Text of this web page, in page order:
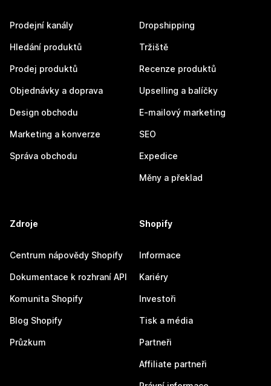
Prodejní kanály
Hledání produktů
Prodej produktů
Objednávky a doprava
Design obchodu
Marketing a konverze
Správa obchodu
Dropshipping
Tržiště
Recenze produktů
Upselling a balíčky
E-mailový marketing
SEO
Expedice
Měny a překlad
Zdroje
Centrum nápovědy Shopify
Dokumentace k rozhraní API
Komunita Shopify
Blog Shopify
Průzkum
Shopify
Informace
Kariéry
Investoři
Tisk a média
Partneři
Affiliate partneři